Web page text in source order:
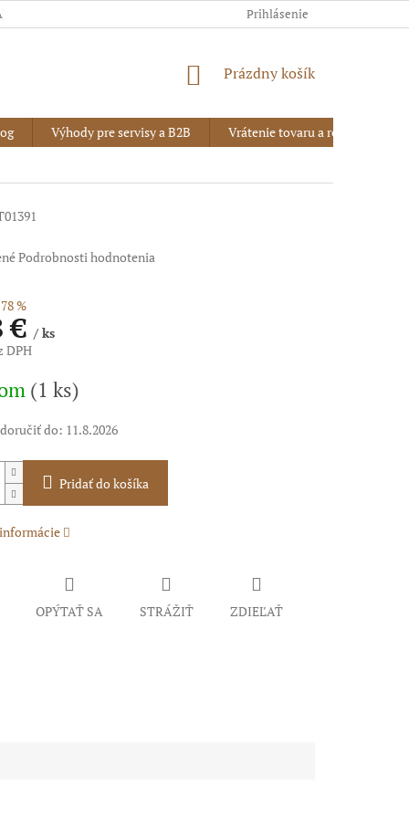
Prihlásenie
NÁKUPNÝ
Prázdny košík
Výhody pre servisy a B2B
Vrátenie tovaru a reklamácia
Podrobnosti hodnotenia
%
€/ ks
DPH
(1 ks)
do: 11.8.2026
Pridať do košíka
OPÝTAŤ SA STRÁŽIŤ ZDIEĽAŤ